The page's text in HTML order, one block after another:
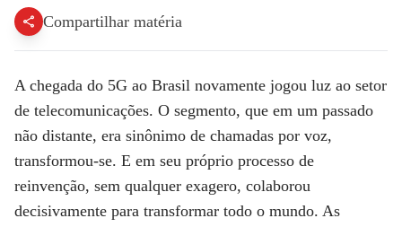
Compartilhar matéria
A chegada do 5G ao Brasil novamente jogou luz ao setor
de telecomunicações. O segmento, que em um passado
não distante, era sinônimo de chamadas por voz,
transformou-se. E em seu próprio processo de
reinvenção, sem qualquer exagero, colaborou
decisivamente para transformar todo o mundo. As